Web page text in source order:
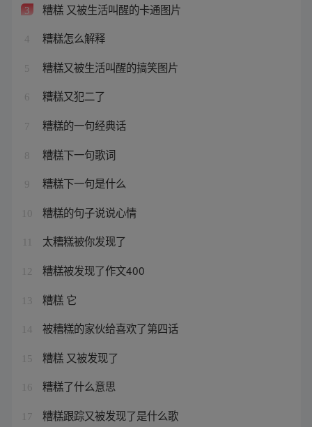
3 糟糕 又被生活叫醒的卡通图片
4 糟糕怎么解释
5 糟糕又被生活叫醒的搞笑图片
6 糟糕又犯二了
7 糟糕的一句经典话
8 糟糕下一句歌词
9 糟糕下一句是什么
10 糟糕的句子说说心情
太糟糕被你发现了
12 糟糕被发现了作文400
13 糟糕 它
14 被糟糕的家伙给喜欢了第四话
15 糟糕 又被发现了
16 糟糕了什么意思
17 糟糕跟踪又被发现了是什么歌